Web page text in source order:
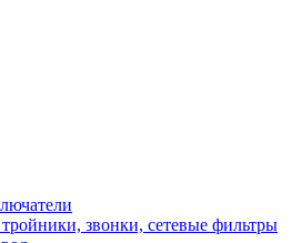
звонки, сетевые фильтры